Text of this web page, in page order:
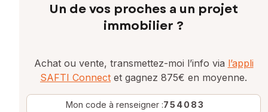
Un de vos proches a un projet
immobilier ?
Achat ou vente, transmettez-moi l’info via l’appli
SAFTI Connect et gagnez 875€ en moyenne.
Mon code à renseigner :754083